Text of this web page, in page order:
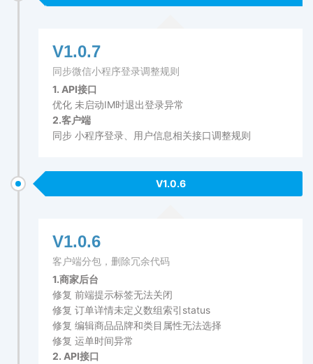
V1.0.7
同步微信小程序登录调整规则
1. API接口
优化 未启动IM时退出登录异常
2.客户端
同步 小程序登录、用户信息相关接口调整规则
V1.0.6
V1.0.6
客户端分包，删除冗余代码
1.商家后台
修复 前端提示标签无法关闭
修复 订单详情未定义数组索引status
修复 编辑商品品牌和类目属性无法选择
修复 运单时间异常
2. API接口